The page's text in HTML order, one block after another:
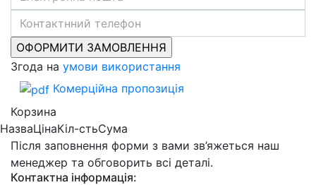
Згода на умови використання
Комерційна пропозиція
Корзина
НазваЦінаКіл-стьСума
Після заповнення форми з вами зв’яжеться наш
менеджер та обговорить всі деталі.
Контактна інформація: